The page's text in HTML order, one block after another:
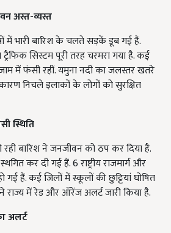
अस्त-व्यस्त
में भारी बारिश के चलते सड़कें डूब गई हैं.
सिस्टम पूरी तरह चरमरा गया है. कई
में फंसी रहीं. यमुना नदी का जलस्तर खतरे
निचले इलाकों के लोगों को सुरक्षित
स्थिति
रही बारिश ने जनजीवन को ठप कर दिया है.
कर दी गई हैं. 6 राष्ट्रीय राजमार्ग और
हैं. कई जिलों में स्कूलों की छुट्टियां घोषित
राज्य में रेड और ऑरेंज अलर्ट जारी किया है.
अलर्ट